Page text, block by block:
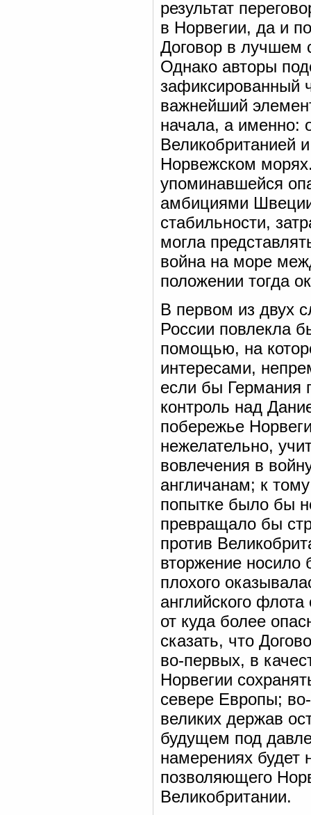
результат
в Норвегии, да и
Договор в лучшем
Однако авторы
зафиксированный
важнейший
начала, а именно:
Великобританией
Норвежском
упоминавшейся
амбициями
стабильности,
могла
война на море
положении тогда
В первом из двух
России повлекла
помощью, на
интересами,
если бы Германия
контроль над
побережье
нежелательно,
вовлечения в
англичанам; к
попытке было бы
превращало бы
против
вторжение носило
плохого
английского
от куда более
сказать, что
во-первых, в
Норвегии
севере Европы;
великих держав
будущем под
намерениях будет
позволяющего
Великобритании.